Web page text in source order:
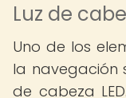
Luz de
Uno de los
la navegación
de cabeza